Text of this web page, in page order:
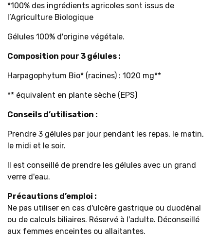
*100% des ingrédients agricoles sont issus de
l’Agriculture Biologique
Gélules 100% d'origine végétale.
Composition pour 3 gélules :
Harpagophytum Bio* (racines) : 1020 mg**
** équivalent en plante sèche (EPS)
Conseils d’utilisation :
Prendre 3 gélules par jour pendant les repas, le matin,
le midi et le soir.
Il est conseillé de prendre les gélules avec un grand
verre d'eau.
Précautions d’emploi :
Ne pas utiliser en cas d'ulcère gastrique ou duodénal
ou de calculs biliaires. Réservé à l'adulte. Déconseillé
aux femmes enceintes ou allaitantes.